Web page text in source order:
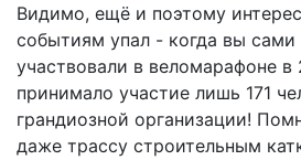
Видимо, ещё и поэтому
событиям упал - когда вы сами
участвовали в веломарафоне в
принимало участие лишь 171
грандиозной организации!
даже трассу строительным